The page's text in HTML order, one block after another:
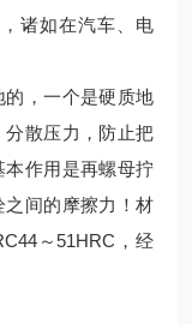
诸如在汽车、电
，一个是硬质地
散压力，防止把
本作用是再螺母拧
间的摩擦力！材
～51HRC，经